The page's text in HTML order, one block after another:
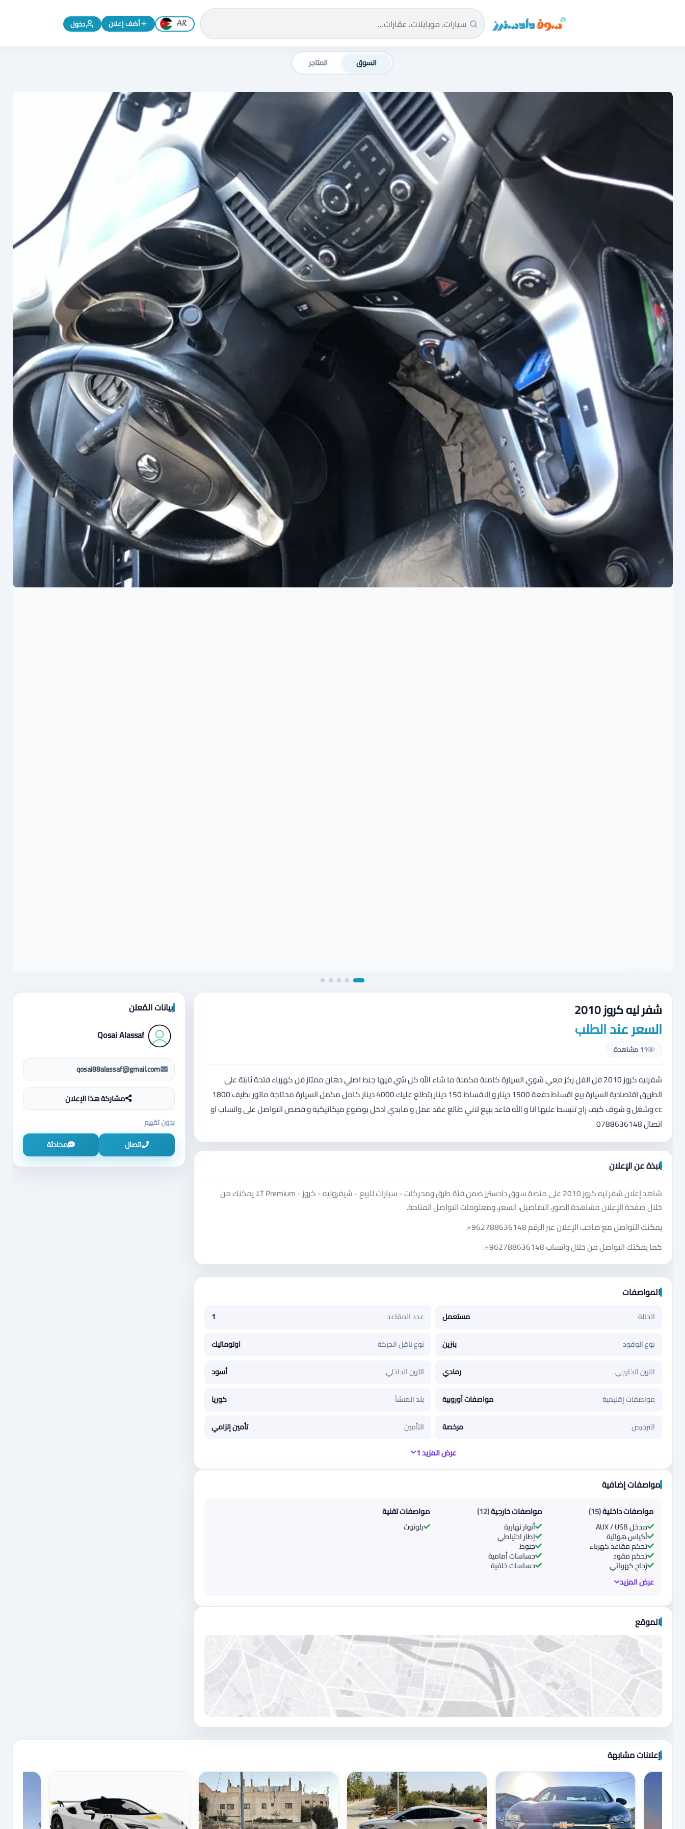
سوق دادسترز الرئيسية تغيير اللغة إلى الإنجليزية
أضف إعلان دخول
السوق المتاجر
شفر ليه كروز 2010
السعر عند الطلب
11 مشاهدة
شفرليه كروز 2010 فل الفل ركز معي شوي السيارة كاملة مكملة ما شاء الله كل شي فيها جنط اصلي دهان ممتاز فل كهرباء فتحة ثابتة على
الطريق اقتصادية السيارة بيع اقساط دفعة 1500 دينار و الاقساط 150 دينار بتطلع عليك 4000 دينار كامل مكمل السيارة محتاجة ماتور نظيف 1800
cc وشغل و شوف كيف راح تنبسط عليها انا و الله قاعد ببيع لاني طالع عقد عمل و مابدي ادخل بوضوع ميكانيكية و قصص التواصل على واتساب او
اتصال 0788636148
نبذة عن الإعلان
شاهد إعلان شفر ليه كروز 2010 على منصة سوق دادسترز ضمن فئة طرق ومحركات - سيارات للبيع - شيفروليه - كروز - LT Premium. يمكنك من
خلال صفحة الإعلان مشاهدة الصور، التفاصيل، السعر، ومعلومات التواصل المتاحة.
يمكنك التواصل مع صاحب الإعلان عبر الرقم+962788636148
.
كما يمكنك التواصل من خلال واتساب+962788636148
.
المواصفات
الحالة مستعمل عدد المقاعد 1
نوع الوقود بنزين نوع ناقل الحركة اوتوماتيك
اللون الخارجي رمادي اللون الداخلي أسود
مواصفات إقليمية مواصفات أوروبية بلد المنشأ كوريا
الترخيص مرخصة التأمين تأمين إلزامي
عرض المزيد 1
مواصفات إضافية
مواصفات داخلية(15)
مدخل AUX / USB
أكياس هوائية
تحكم مقاعد كهرباء
تحكم مقود
زجاج كهربائي
مواصفات خارجية(12)
أنوار نهارية
إطار احتياطي
جنوط
حساسات أمامية
حساسات خلفية
مواصفات تقنية
بلوتوث
عرض المزيد
الموقع
اضغط لتحميل الموقع
بيانات المُعلن
Qosai Alassaf
qosai88alassaf@gmail.com
مشاركة هذا الإعلان
بدون تقييم
اتصال
محادثة
إعلانات مشابهة